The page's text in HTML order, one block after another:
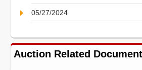
05/27/2024
Auction Related